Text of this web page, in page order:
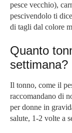
pesce vecchio),
pescivendolo ti
di tagli dal colore
Quanto
settimana?
Il tonno, come il
raccomandano di
per donne in
salute, 1-2 volte a